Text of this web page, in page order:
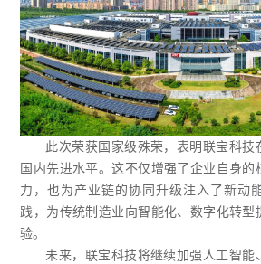
此次荣获国家级殊荣，表明联宝科技
国内先进水平。这不仅增强了企业自身的
力，也为产业链的协同升级注入了新动
践，为传统制造业向智能化、数字化转型
验。
未来，联宝科技将继续加强人工智能